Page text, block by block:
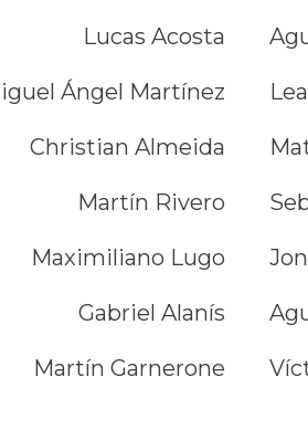
Lucas Acosta
Ángel Martínez
Christian Almeida
Martín Rivero
Maximiliano Lugo
Gabriel Alanís
Martín Garnerone